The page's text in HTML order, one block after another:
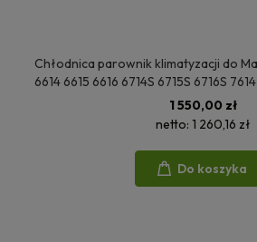
Chłodnica parownik klimatyzacji do
6614 6615 6616 6714S 6715S 6716S
7620 7622 7624 7626 7715 7716
3909803M91
1 550,00 zł
netto: 1 260,16 zł
Do koszyka